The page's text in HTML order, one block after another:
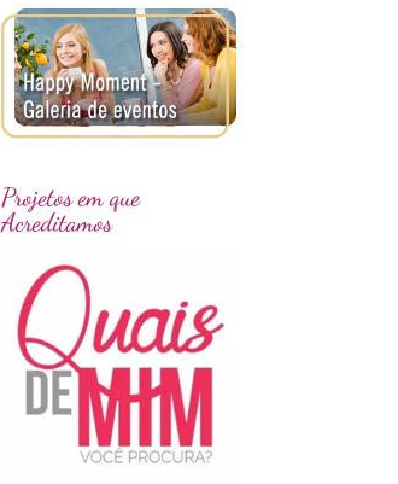
Projetos em que
Acreditamos